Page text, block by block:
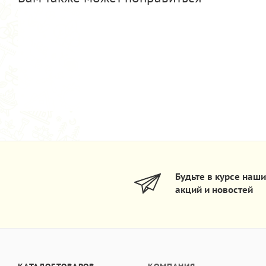
Будьте в курсе
акций и новостей